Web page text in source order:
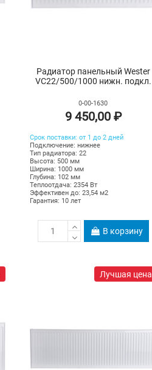
Радиатор панельный Wester
VC22/500/1000 нижн. подкл.
0-00-1630
9 450,00 ₽
Срок поставки: от 1 до 2 дней
Подключение: нижнее
Тип радиатора: 22
Высота: 500 мм
Ширина: 1000 мм
Глубина: 102 мм
Теплоотдача: 2354Вт
Эффективен до: 23,54 м2
Гарантия: 10 лет
В корзину
Лучшая цена